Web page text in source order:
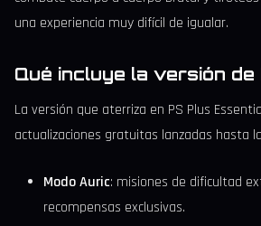
una experiencia muy difícil de igualar.
Qué incluye la versión de
La versión que aterriza en PS Plus
actualizaciones gratuitas lanzadas hasta
Modo Auric: misiones de dificultad
recompensas exclusivas.